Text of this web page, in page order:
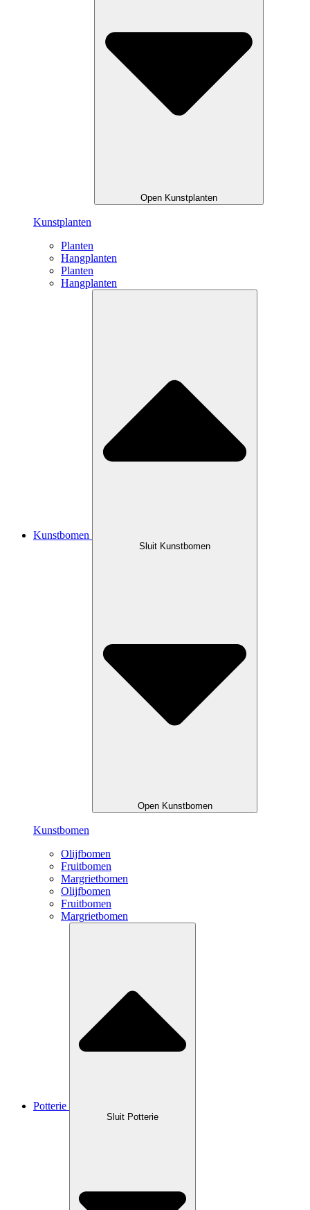
Open Kunstplanten
Kunstplanten
Planten
Hangplanten
Planten
Hangplanten
Kunstbomen
Sluit Kunstbomen
Open Kunstbomen
Kunstbomen
Olijfbomen
Fruitbomen
Margrietbomen
Olijfbomen
Fruitbomen
Margrietbomen
Potterie
Sluit Potterie